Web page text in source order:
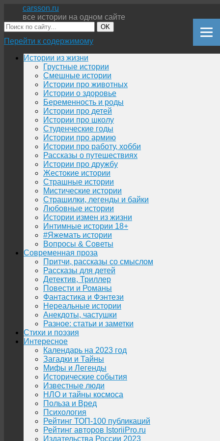
carsson.ru
все истории на одном сайте
OK
Перейти к содержимому
Истории из жизни
Грустные истории
Смешные истории
Истории про животных
Истории о здоровье
Беременность и роды
Истории про детей
Истории про школу
Студенческие годы
Истории про армию
Истории про работу, хобби
Рассказы о путешествиях
Истории про дружбу
Жестокие истории
Страшные истории
Мистические истории
Страшилки, легенды и байки
Любовные истории
Истории измен из жизни
Интимные истории 18+
#Яжемать истории
Вопросы & Советы
Современная проза
Притчи, рассказы со смыслом
Рассказы для детей
Детектив, Триллер
Повести и Романы
Фантастика и Фэнтези
Нереальные истории
Анекдоты, частушки
Разное: статьи и заметки
Стихи и поэзия
Интересное
Календарь на 2023 год
Загадки и Тайны
Мифы и Легенды
Исторические события
Известные люди
НЛО и тайны космоса
Польза и Вред
Психология
Рейтинг ТОП-100 публикаций
Рейтинг авторов IstoriiPro.ru
Издательства России 2023